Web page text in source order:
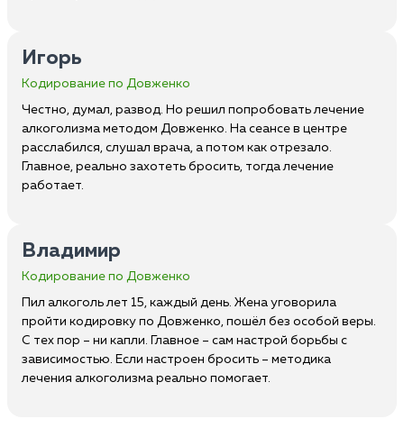
Игорь
Кодирование по Довженко
Честно, думал, развод. Но решил попробовать лечение
алкоголизма методом Довженко. На сеансе в центре
расслабился, слушал врача, а потом как отрезало.
Главное, реально захотеть бросить, тогда лечение
работает.
Владимир
Кодирование по Довженко
Пил алкоголь лет 15, каждый день. Жена уговорила
пройти кодировку по Довженко, пошёл без особой веры.
С тех пор – ни капли. Главное – сам настрой борьбы с
зависимостью. Если настроен бросить – методика
лечения алкоголизма реально помогает.